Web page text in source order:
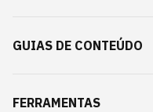
GUIAS DE CONTEÚDO
FERRAMENTAS